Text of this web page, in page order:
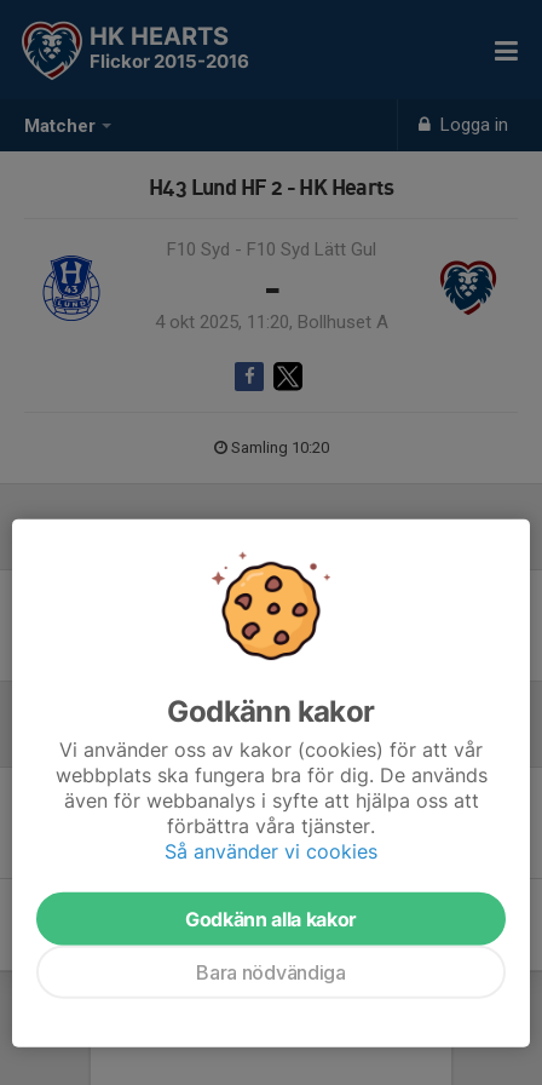
Matcher Logga in
HK HEARTS
Flickor 2015-2016
H43 Lund HF 2 - HK Hearts
F10 Syd - F10 Syd Lätt Gul
-
4 okt 2025, 11:20, Bollhuset A
Samling 10:20
Ingen uppställning ifylld
Referat
Inget referat skrivet
Godkänn kakor
Vi använder oss av kakor (cookies) för att vår
webbplats ska fungera bra för dig. De används
även för webbanalys i syfte att hjälpa oss att
förbättra våra tjänster.
Så använder vi cookies
Godkänn alla kakor
Bara nödvändiga